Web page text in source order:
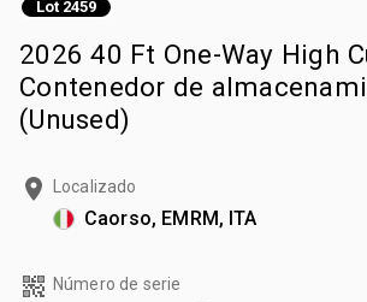
Lot 2459
2026 40 Ft One-Way High
Contenedor de
(Unused)
Localizado
Caorso, EMRM, ITA
Número de serie